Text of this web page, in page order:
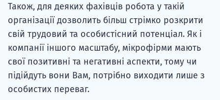
Також, для деяких фахівців робота у такій
організації дозволить більш стрімко розкрити
свій трудовий та особистісний потенціал. Як і
компанії іншого масштабу, мікрофірми мають
свої позитивні та негативні аспекти, тому чи
підійдуть вони Вам, потрібно виходити лише з
особистих переваг.